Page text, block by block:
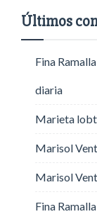
Últimos
Fina
diaria
Marieta lobt
Marisol
Marisol
Fina